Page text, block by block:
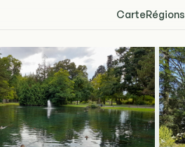
CarteRégions